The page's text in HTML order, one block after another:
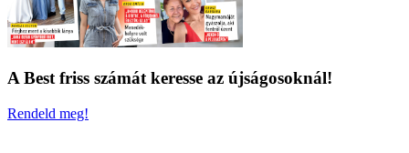
A Best friss számát keresse az újságosoknál!
Rendeld meg!